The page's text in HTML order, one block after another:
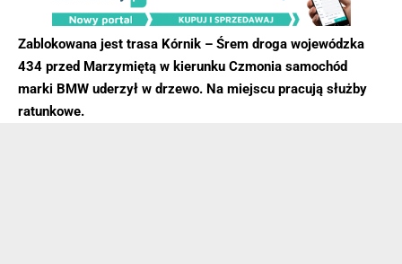
Zablokowana jest trasa Kórnik – Śrem droga wojewódzka
434 przed Marzymiętą w kierunku Czmonia samochód
marki BMW uderzył w drzewo. Na miejscu pracują służby
ratunkowe.